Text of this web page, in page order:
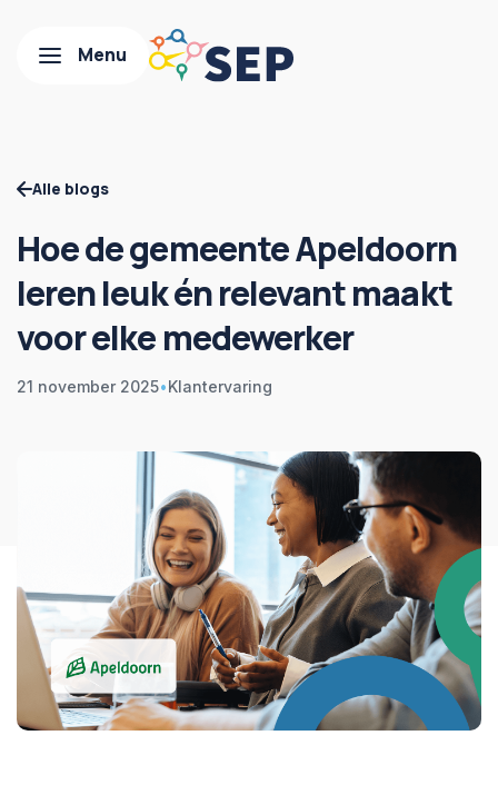
Alle blogs
Hoe de gemeente Apeldoorn
leren leuk én relevant maakt
voor elke medewerker
21 november 2025•Klantervaring